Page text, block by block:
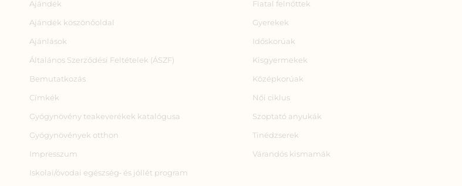
Ajándék
Ajándék köszönőoldal
Ajánlások
Általános Szerződési Feltételek (ÁSZF)
Bemutatkozás
Címkék
Gyógynövény teakeverékek katalógusa
Gyógynövények otthon
Impresszum
Iskolai/óvodai egészség‑ és jóllét program
Fiatal felnőttek
Gyerekek
Időskorúak
Kisgyermekek
Középkorúak
Női ciklus
Szoptató anyukák
Tinédzserek
Várandós kismamák